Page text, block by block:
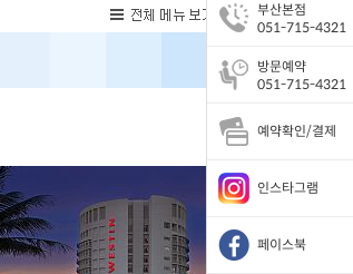
부산본점
051-715-4321
방문예약
051-715-4321
예약확인/결제
인스타그램
페이스북